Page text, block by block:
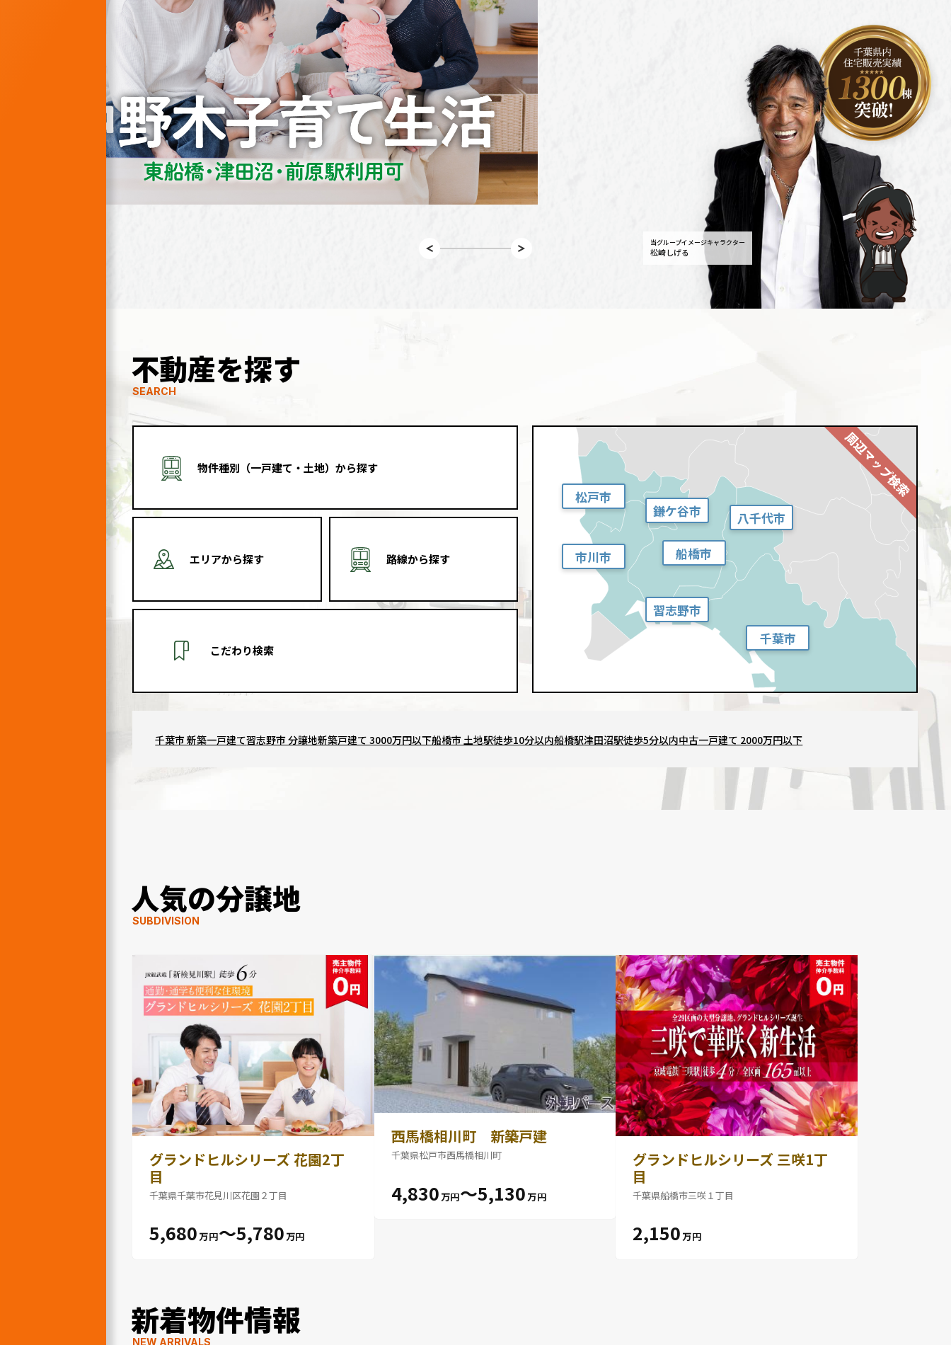
当グループイメージキャラクター
松崎しげる
不動産を探す
SEARCH
物件種別（一戸建て・土地）から探す
エリアから探す 路線から探す
こだわり検索
市川市 船橋市
習志野市
千葉市
松戸市
鎌ケ谷市
八千代市
千葉市 新築一戸建て習志野市 分譲地新築戸建て 3000万円以下船橋市 土地駅徒歩10分以内船橋駅津田沼駅徒歩5分以内中古一戸建て 2000万円以下
人気の分譲地
SUBDIVISION
グランドヒルシリーズ 花園2丁
目
千葉県千葉市花見川区花園２丁目
5,680万円〜5,780万円
西馬橋相川町 新築戸建
千葉県松戸市西馬橋相川町
4,830 万円〜5,130 万円
グランドヒルシリーズ 三咲1丁
目
千葉県船橋市三咲１丁目
2,150万円
新着物件情報
NEW ARRIVALS